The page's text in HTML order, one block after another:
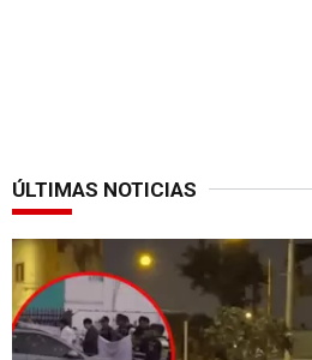
ÚLTIMAS NOTICIAS